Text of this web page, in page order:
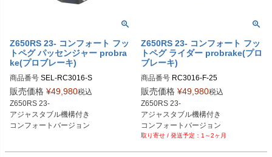
Z650RS 23- コンフォート フッ
トペグ パッセンジャー probra
ke(プロブレーキ)
商品番号 SEL-RC3016-S
25mm：RC3016-S-25
30-50mm：RC3016-S-30-50
RC3016-S-25
販売価格 ¥49,980税込
Z650RS 23-
アジャスタブル機構付き
コンフォートバージョン
Z650RS 23- コンフォート フッ
トペグ ライダー probrake(プロ
ブレーキ)
商品番号 RC3016-F-25
RC3016
Ausleger：25mm
販売価格 ¥49,980税込
Z650RS 23-
アジャスタブル機構付き
コンフォートバージョン
1～2ヶ月